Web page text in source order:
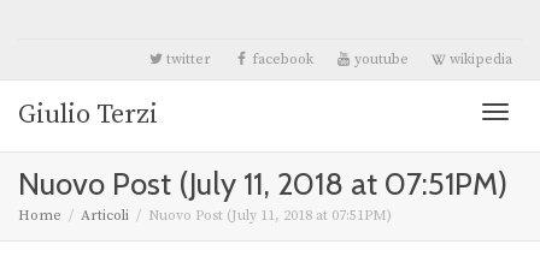
twitter facebook youtube wikipedia
Giulio Terzi
Nuovo Post (July 11, 2018 at 07:51PM)
Home Articoli Nuovo Post (July 11, 2018 at 07:51PM)